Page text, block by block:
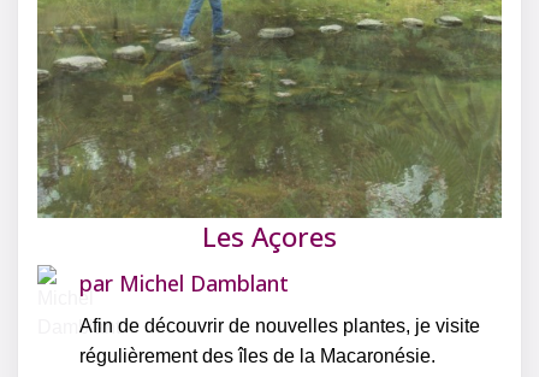
Les Açores
par Michel Damblant
Afin de découvrir de nouvelles plantes, je visite
régulièrement des îles de la Macaronésie.